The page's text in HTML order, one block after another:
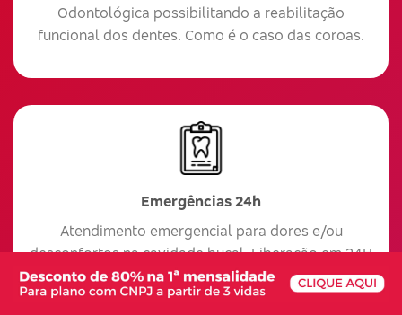
Odontológica possibilitando a reabilitação
funcional dos dentes. Como é o caso das coroas.
Emergências 24h
Atendimento emergencial para dores e/ou
desconfortos na cavidade bucal. Liberação em 24H
após o primeiro pagamento.